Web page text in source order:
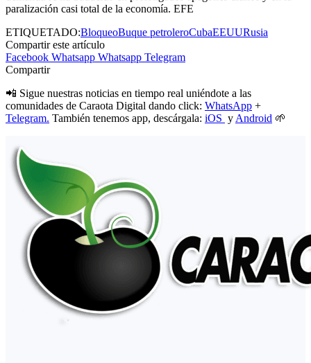
paralización casi total de la economía. EFE
ETIQUETADO:BloqueoBuque petroleroCubaEEUURusia
Compartir este artículo
Facebook Whatsapp Whatsapp Telegram
Compartir
📲 Sigue nuestras noticias en tiempo real uniéndote a las
comunidades de Caraota Digital dando click: WhatsApp +
Telegram. También tenemos app, descárgala: iOS y Android 🌱